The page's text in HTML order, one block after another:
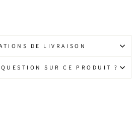
DE LIVRAISON
SUR CE PRODUIT ?